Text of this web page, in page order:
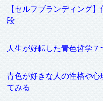
【セルフブランディング
段
人生が好転した青色哲学７
青色が好きな人の性格や
てみる